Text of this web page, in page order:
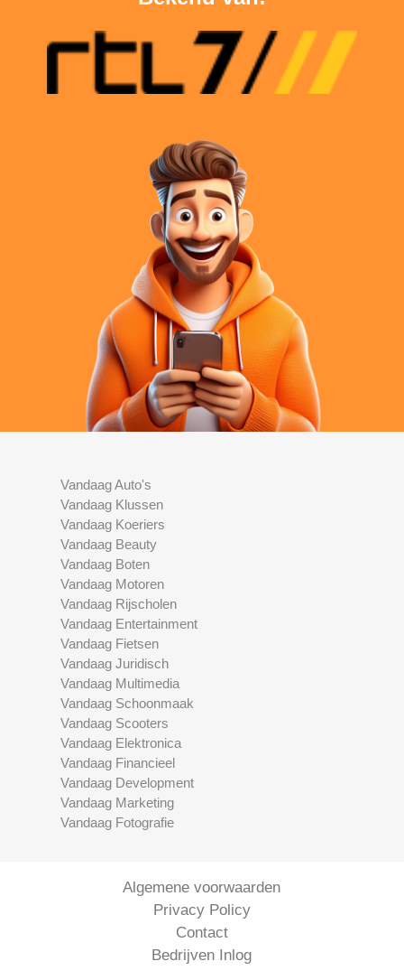
Vandaag Auto's
Vandaag Klussen
Vandaag Koeriers
Vandaag Beauty
Vandaag Boten
Vandaag Motoren
Vandaag Rijscholen
Vandaag Entertainment
Vandaag Fietsen
Vandaag Juridisch
Vandaag Multimedia
Vandaag Schoonmaak
Vandaag Scooters
Vandaag Elektronica
Vandaag Financieel
Vandaag Development
Vandaag Marketing
Vandaag Fotografie
Algemene voorwaarden
Privacy Policy
Contact
Bedrijven Inlog